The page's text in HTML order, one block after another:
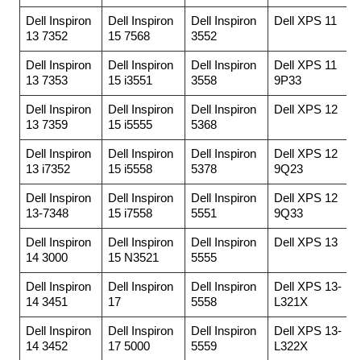
Dell Inspiron
13 7352
Dell Inspiron
15 7568
Dell Inspiron
3552
Dell XPS 11
Dell Inspiron
13 7353
Dell Inspiron
15 i3551
Dell Inspiron
3558
Dell XPS 11
9P33
Dell Inspiron
13 7359
Dell Inspiron
15 i5555
Dell Inspiron
5368
Dell XPS 12
Dell Inspiron
13 i7352
Dell Inspiron
15 i5558
Dell Inspiron
5378
Dell XPS 12
9Q23
Dell Inspiron
13-7348
Dell Inspiron
15 i7558
Dell Inspiron
5551
Dell XPS 12
9Q33
Dell Inspiron
14 3000
Dell Inspiron
15 N3521
Dell Inspiron
5555
Dell XPS 13
Dell Inspiron
14 3451
Dell Inspiron
17
Dell Inspiron
5558
Dell XPS 13-
L321X
Dell Inspiron
14 3452
Dell Inspiron
17 5000
Dell Inspiron
5559
Dell XPS 13-
L322X